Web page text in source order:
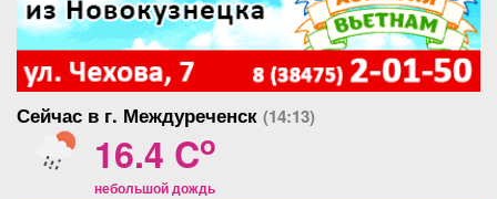
Сейчас в г. Междуреченск (14:13)
16.4 Co
небольшой дождь